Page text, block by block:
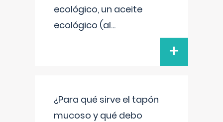
ecológico, un aceite
ecológico (al...
+
¿Para qué sirve el tapón
mucoso y qué debo